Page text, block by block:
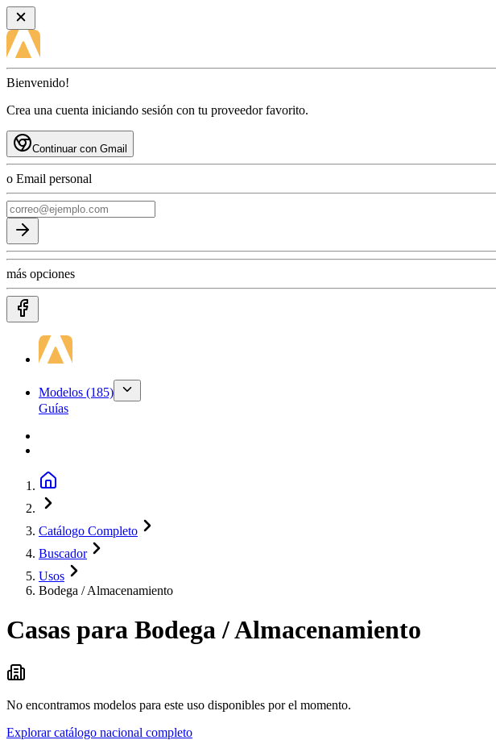
Bienvenido!
Crea una cuenta iniciando sesión con tu proveedor favorito.
Continuar con Gmail
o Email personal
más opciones
Modelos (185)
Guías
Catálogo Completo
Buscador
Usos
Bodega / Almacenamiento
Casas para Bodega / Almacenamiento
No encontramos modelos para este uso disponibles por el momento.
Explorar catálogo nacional completo